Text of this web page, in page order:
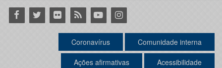
Facebook
Twitter Flickr RSS YoutubeInstagram
Coronavírus Comunidade interna
Ações afirmativas Acessibilidade